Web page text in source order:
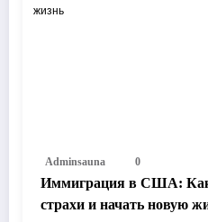
Adminsauna 0
Иммиграция в США: Как
страхи и начать новую